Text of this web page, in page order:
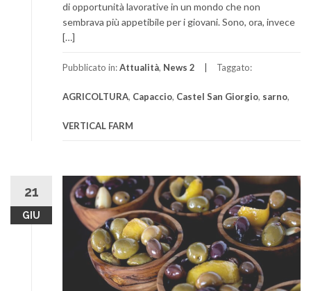
di opportunità lavorative in un mondo che non
sembrava più appetibile per i giovani. Sono, ora, invece
[…]
Pubblicato in:Attualità, News 2 Taggato:
AGRICOLTURA, Capaccio, Castel San Giorgio, sarno,
VERTICAL FARM
21
GIU